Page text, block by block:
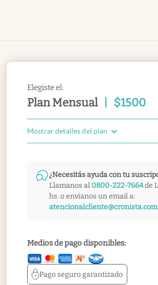
Elegiste el:
Plan Mensual $1500
Mostrar detalles del plan
¿Necesitás ayuda con tu
Llamanos al 0800-222-7664de
hs. o envianos un email a:
atencionalcliente@cronista.com
Medios de pago disponibles:
Pago segurogarantizado